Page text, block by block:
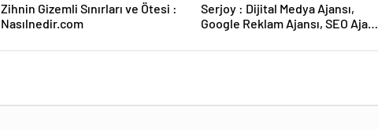
Zihnin Gizemli Sınırları ve Ötesi :
Nasılnedir.com
Serjoy : Dijital Medya Ajansı,
Google Reklam Ajansı, SEO Ajansı